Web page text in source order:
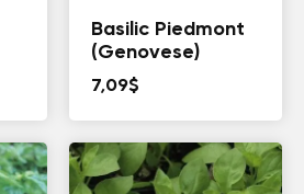
Basilic Piedmont
(Genovese)
7,09$